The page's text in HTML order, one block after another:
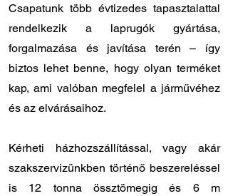
Csapatunk több évtizedes tapasztalattal
rendelkezik a laprugók gyártása,
forgalmazása és javítása terén – így
biztos lehet benne, hogy olyan terméket
kap, ami valóban megfelel a járművéhez
és az elvárásaihoz.
Kérheti házhozszállítással, vagy akár
szakszervizünkben történő beszereléssel
is 12 tonna össztömegig és 6 m